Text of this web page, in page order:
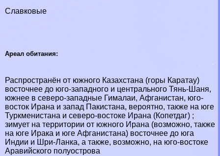
Славковые
Ареал обитания:
Распространён от южного Казахстана (горы Каратау)
восточнее до юго-западного и центрального Тянь-Шаня,
южнее в северо-западные Гималаи, Афганистан, юго-
восток Ирана и запад Пакистана, вероятно, также на юге
Туркменистана и северо-востоке Ирана (Копетдаг) ;
зимует на территории от южного Ирана (возможно, также
на юге Иpaка и юге Афганистана) восточнее до юга
Индии и Шри-Ланка, а также, возможно, на юго-востоке
Аравийского полуострова